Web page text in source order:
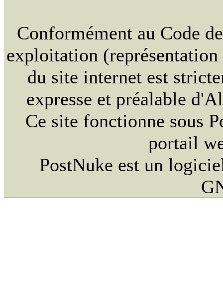
Conformément au Code
exploitation
du site internet est
expresse et préalable
Ce site fonctionne sous
portail
PostNuke est un